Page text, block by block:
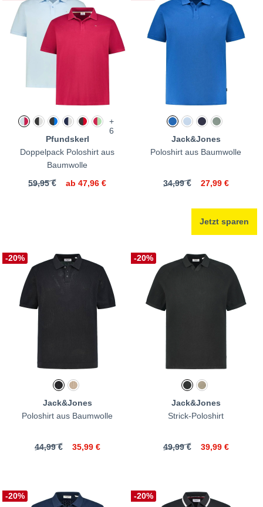
+
6
Pfundskerl
Doppelpack Poloshirt aus
Baumwolle
59,95 €
ab 47,96 €
Jack&Jones
Poloshirt aus Baumwolle
34,99 € 27,99 €
Jetzt sparen
-20%
Jack&Jones
Poloshirt aus Baumwolle
44,99 € 35,99 €
-20%
Jack&Jones
Strick-Poloshirt
49,99 € 39,99 €
-20% -20%